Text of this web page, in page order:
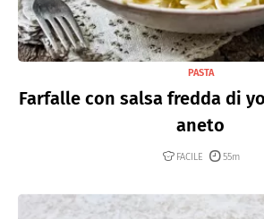
PASTA
Farfalle con salsa fredda di
aneto
FACILE 55m